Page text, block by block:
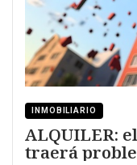
INMOBILIARIO
ALQUILER:
traerá